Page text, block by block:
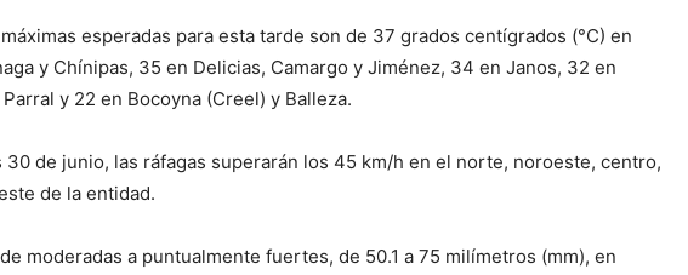
esperadas para esta tarde son de 37 grados centígrados (°C) en
y Chínipas, 35 en Delicias, Camargo y Jiménez, 34 en Janos, 32 en
y 22 en Bocoyna (Creel) y Balleza.
30 de junio, las ráfagas superarán los 45 km/h en el norte, noroeste, centro,
de la entidad.
moderadas a puntualmente fuertes, de 50.1 a 75 milímetros (mm), en